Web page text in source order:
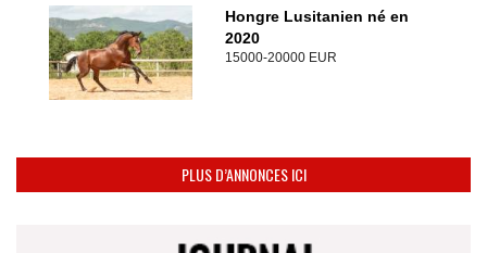
Hongre Lusitanien né en
2020
15000-20000 EUR
PLUS D’ANNONCES ICI